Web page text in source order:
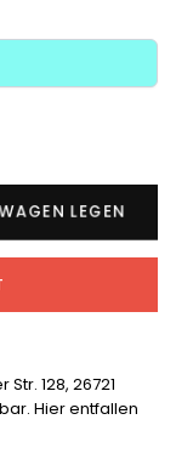
LEGEN
128, 26721
Hier entfallen